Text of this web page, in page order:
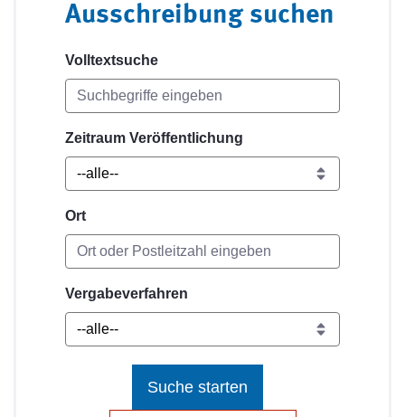
Ausschreibung suchen
Volltextsuche
Zeitraum Veröffentlichung
Ort
Vergabeverfahren
Suche starten